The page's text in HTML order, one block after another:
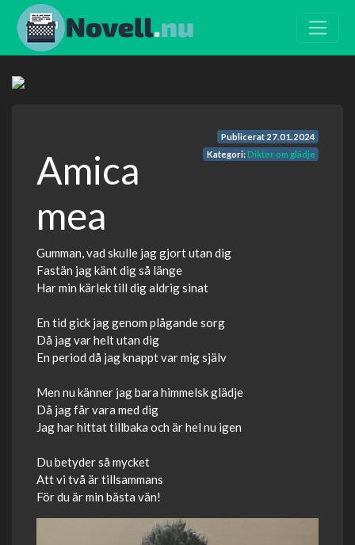
Publicerat 27.01.2024
Kategori:Dikter om glädje
Amica
mea
Gumman, vad skulle jag gjort utan dig
Fastän jag känt dig så länge
Har min kärlek till dig aldrig sinat
En tid gick jag genom plågande sorg
Då jag var helt utan dig
En period då jag knappt var mig själv
Men nu känner jag bara himmelsk glädje
Då jag får vara med dig
Jag har hittat tillbaka och är hel nu igen
Du betyder så mycket
Att vi två är tillsammans
För du är min bästa vän!